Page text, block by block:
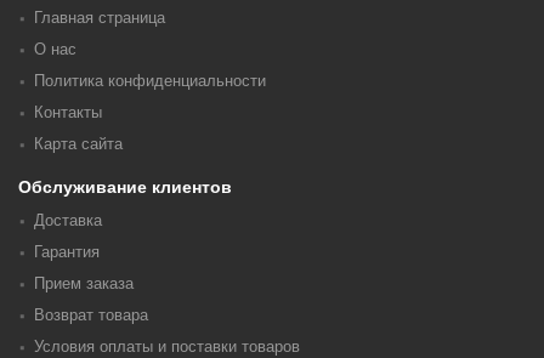
Главная страница
О нас
Политика конфиденциальности
Контакты
Карта сайта
Обслуживание клиентов
Доставка
Гарантия
Прием заказа
Возврат товара
Условия оплаты и поставки товаров